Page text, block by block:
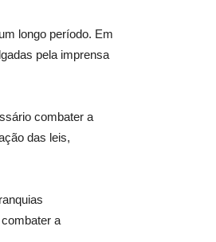
longo período. Em
pela imprensa
combater a
das leis,
a